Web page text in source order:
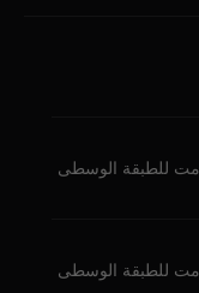
للطبقة الوسطى
للطبقة الوسطى